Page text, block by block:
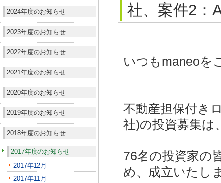
2024年度のお知らせ
2023年度のお知らせ
2022年度のお知らせ
2021年度のお知らせ
2020年度のお知らせ
2019年度のお知らせ
2018年度のお知らせ
2017年度のお知らせ
2017年12月
2017年11月
社、案件2：
いつもmaneoを
不動産担保付き
社)の投資募集は
76名の投資家の
め、成立いたし